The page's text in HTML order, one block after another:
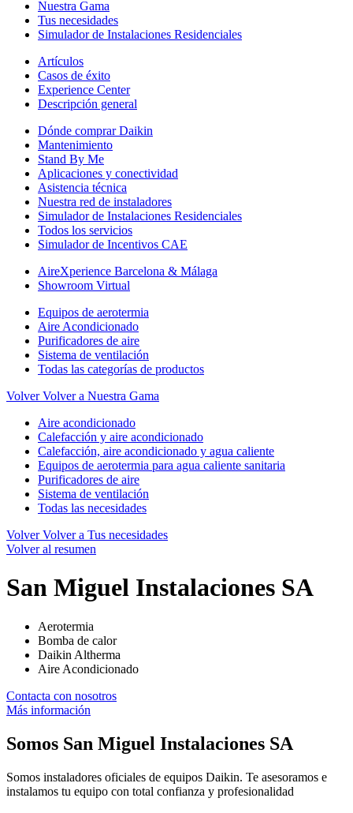
Nuestra Gama
Tus necesidades
Simulador de Instalaciones Residenciales
Artículos
Casos de éxito
Experience Center
Descripción general
Dónde comprar Daikin
Mantenimiento
Stand By Me
Aplicaciones y conectividad
Asistencia técnica
Nuestra red de instaladores
Simulador de Instalaciones Residenciales
Todos los servicios
Simulador de Incentivos CAE
AireXperience Barcelona & Málaga
Showroom Virtual
Equipos de aerotermia
Aire Acondicionado
Purificadores de aire
Sistema de ventilación
Todas las categorías de productos
Volver Volver a Nuestra Gama
Aire acondicionado
Calefacción y aire acondicionado
Calefacción, aire acondicionado y agua caliente
Equipos de aerotermia para agua caliente sanitaria
Purificadores de aire
Sistema de ventilación
Todas las necesidades
Volver Volver a Tus necesidades
Volver al resumen
San Miguel Instalaciones SA
Aerotermia
Bomba de calor
Daikin Altherma
Aire Acondicionado
Contacta con nosotros
Más información
Somos San Miguel Instalaciones SA
Somos instaladores oficiales de equipos Daikin. Te asesoramos e
instalamos tu equipo con total confianza y profesionalidad